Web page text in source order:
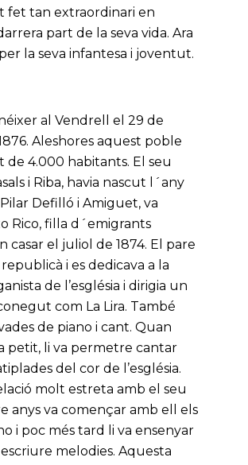
fet tan extraordinari en
part de la seva vida. Ara
la seva infantesa i joventut.
al Vendrell el 29 de
Aleshores aquest poble
de 4.000 habitants. El seu
i Riba, havia nascut l´any
Pilar Defilló i Amiguet, va
Rico, filla d´emigrants
casar el juliol de 1874. El pare
i es dedicava a la
de l’església i dirigia un
com La Lira. També
de piano i cant. Quan
petit, li va permetre cantar
del cor de l’església.
molt estreta amb el seu
anys va començar amb ell els
i poc més tard li va ensenyar
melodies. Aquesta